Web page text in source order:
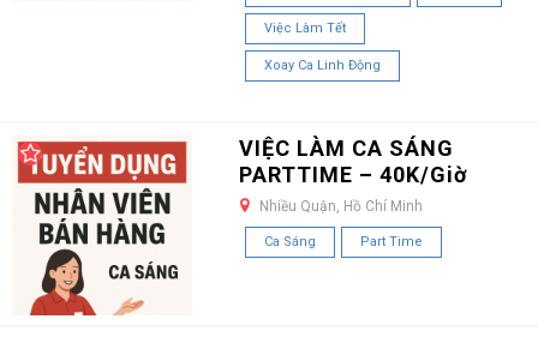
Việc Làm Tết
Xoay Ca Linh Động
VIỆC LÀM CA SÁNG
PARTTIME – 40K/Giờ
Nhiều Quận, Hồ Chí Minh
Ca Sáng Part Time